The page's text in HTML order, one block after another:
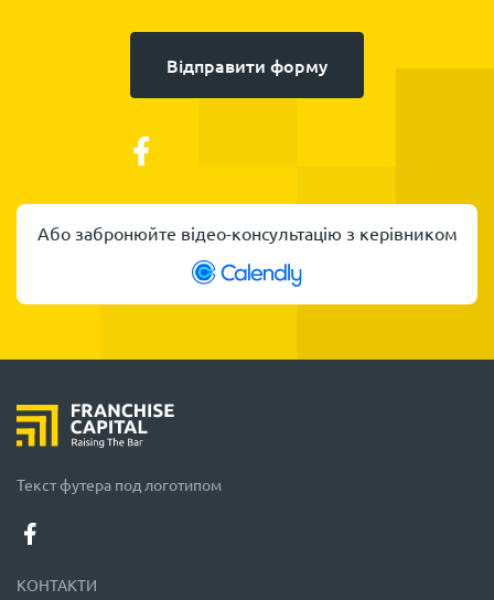
Відправити форму
Або забронюйте відео-консультацію з керівником
Текст футера под логотипом
КОНТАКТИ